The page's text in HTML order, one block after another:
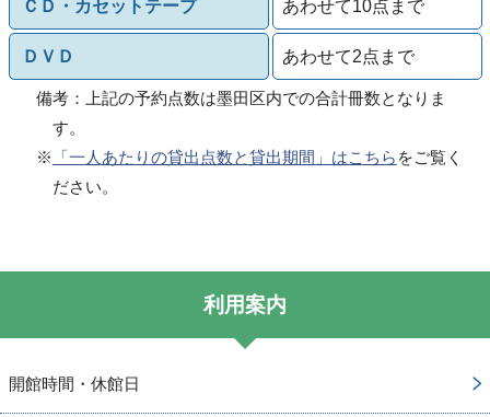
ＣＤ・カセットテープ あわせて10点まで
ＤＶＤ あわせて2点まで
備考：上記の予約点数は墨田区内での合計冊数となりま
す。
※
「一人あたりの貸出点数と貸出期間」はこちら をご覧く
ださい。
利用案内
開館時間・休館日